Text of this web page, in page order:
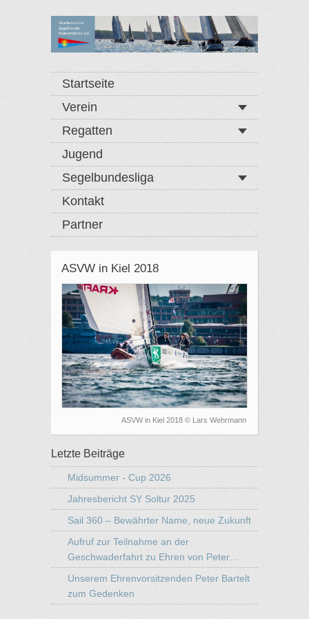
Startseite
Verein
Regatten
Jugend
Segelbundesliga
Kontakt
Partner
ASVW in Kiel 2018
ASVW in Kiel 2018 © Lars Wehrmann
Letzte Beiträge
Midsummer - Cup 2026
Jahresbericht SY Soltur 2025
Sail 360 – Bewährter Name, neue Zukunft
Aufruf zur Teilnahme an der
Geschwaderfahrt zu Ehren von Peter…
Unserem Ehrenvorsitzenden Peter Bartelt
zum Gedenken